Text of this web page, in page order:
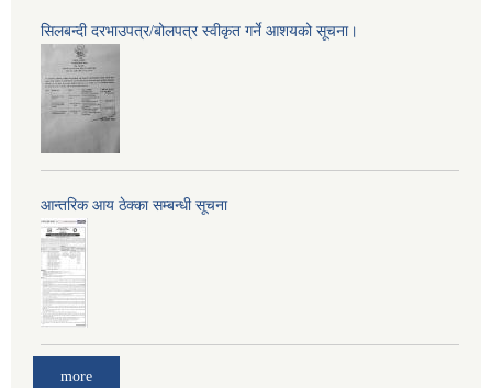
सिलबन्दी दरभाउपत्र/बोलपत्र स्वीकृत गर्ने आशयको सूचना।
आन्तरिक आय ठेक्का सम्बन्धी सूचना
more